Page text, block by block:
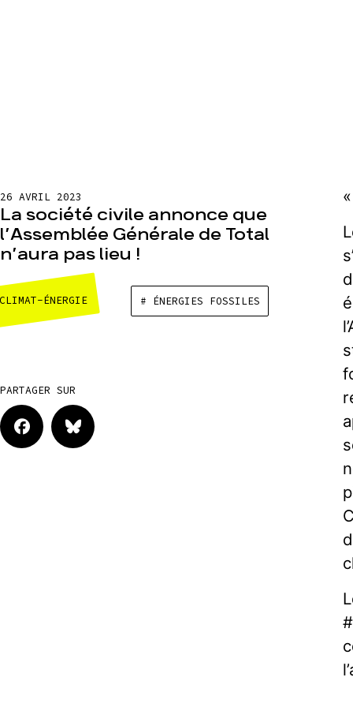
26 AVRIL 2023
La société civile annonce que
l’Assemblée Générale de Total
n’aura pas lieu !
ÉNERGIE # ÉNERGIES FOSSILES
PARTAGER SUR